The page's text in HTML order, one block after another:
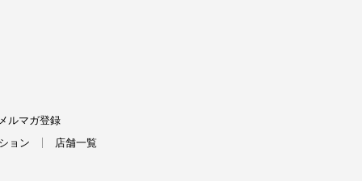
メルマガ登録
ョン 店舗一覧